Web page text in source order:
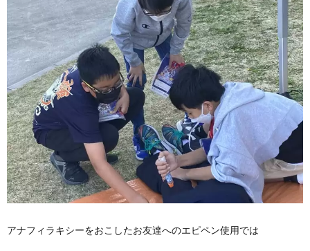
アナフィラキシーをおこしたお友達へのエピペン使用では